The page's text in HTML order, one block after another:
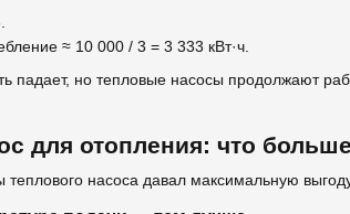
≈ 10 000 / 3 = 3 333 кВт·ч.
падает, но тепловые насосы продолжают
для отопления: что
насоса давал максимальную